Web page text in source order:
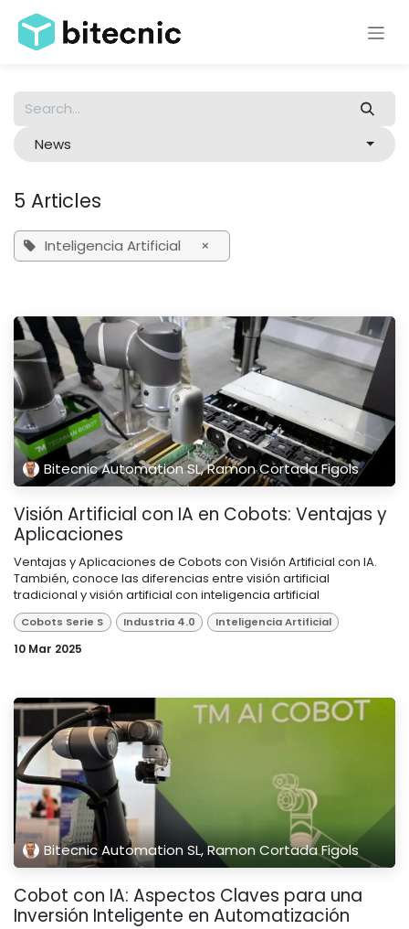
News
5 Articles
Inteligencia Artificial ×
Bitecnic Automation SL, Ramon Cortada Figols
Visión Artificial con IA en Cobots: Ventajas y
Aplicaciones
Ventajas y Aplicaciones de Cobots con Visión Artificial con IA.
También, conoce las diferencias entre visión artificial
tradicional y visión artificial con inteligencia artificial
Cobots Serie S Industria 4.0 Inteligencia Artificial
10 Mar 2025
Bitecnic Automation SL, Ramon Cortada Figols
Cobot con IA: Aspectos Claves para una
Inversión Inteligente en Automatización